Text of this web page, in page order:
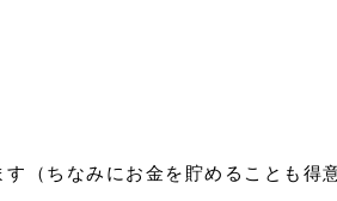
（ちなみにお金を貯めることも得